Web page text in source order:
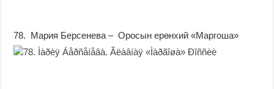
78. Мария Берсенева – Оросын ерөнхий «Маргоша»